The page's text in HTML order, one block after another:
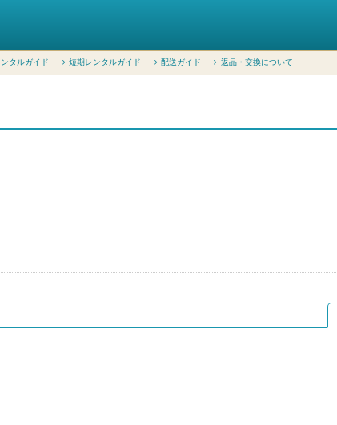
タルガイド 短期レンタルガイド 配送ガイド 返品・交換について